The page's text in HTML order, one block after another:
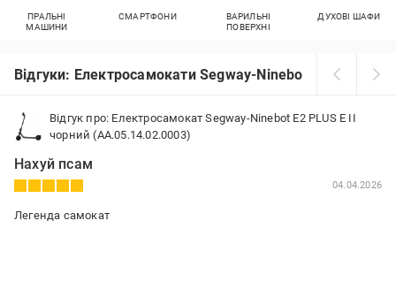
ПРАЛЬНІ
МАШИНИ
СМАРТФОНИ
ВАРИЛЬНІ
ПОВЕРХНІ
ДУХОВІ ШАФИ
Відгуки: Електросамокати Segway-Ninebot
Відгук про: Електросамокат Segway-Ninebot E2 PLUS E II
чорний (AA.05.14.02.0003)
Нахуй псам
04.04.2026
Легенда самокат